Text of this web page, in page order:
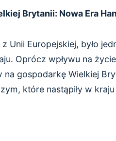
Brytanii: Nowa Era
Unii Europejskiej, było
Oprócz wpływu na
na gospodarkę Wielkiej
które nastąpiły w